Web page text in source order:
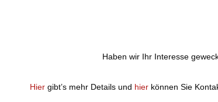
Haben wir Ihr Interesse
Hier gibt’s mehr Details und hier können Sie